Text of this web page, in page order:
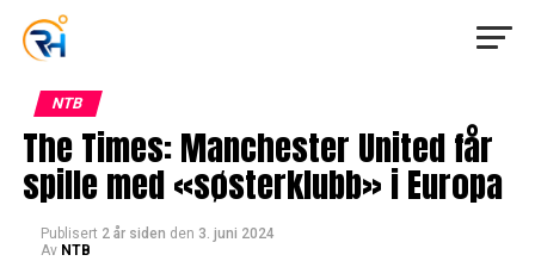
NTB
The Times: Manchester United får
spille med «søsterklubb» i Europa
Publisert 2 år siden den 3. juni 2024
Av NTB